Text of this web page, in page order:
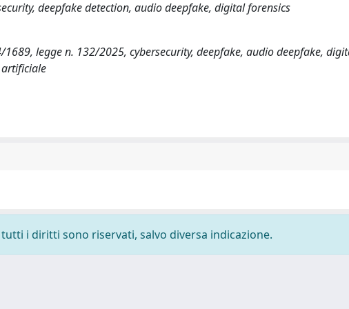
deepfake detection, audio deepfake, digital forensics
legge n. 132/2025, cybersecurity, deepfake, audio deepfake,
artificiale
i diritti sono riservati, salvo diversa indicazione.